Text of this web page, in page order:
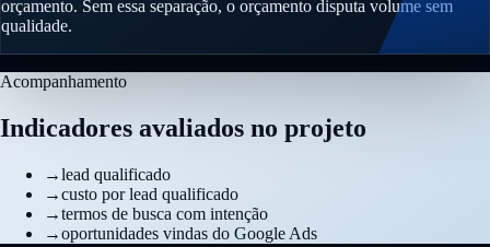
orçamento. Sem essa separação, o orçamento disputa volume sem
qualidade.
Acompanhamento
Indicadores avaliados no projeto
→lead qualificado
→custo por lead qualificado
→termos de busca com intenção
→oportunidades vindas do Google Ads